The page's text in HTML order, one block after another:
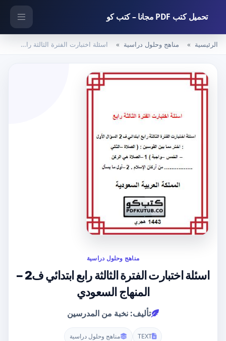
تحميل كتب PDF مجانا – كتب كو
الرئيسية مناهج وحلول دراسية اسئلة اختبارت الفترة الثالثة رابع ابتدائي ف2 – المنهاج السعودي
مناهج وحلول دراسية
اسئلة اختبارت الفترة الثالثة رابع ابتدائي ف2 –
المنهاج السعودي
تأليف: نخبة من المدرسين
TEXT مناهج وحلول دراسية